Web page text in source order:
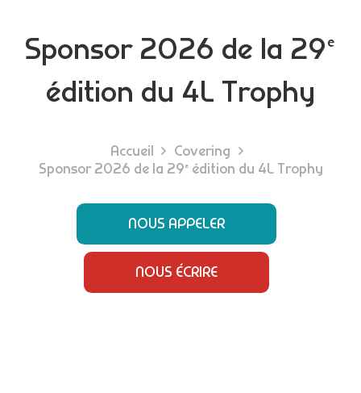
Sponsor 2026 de la 29ᵉ
édition du 4L Trophy
Accueil
Covering
Sponsor 2026 de la 29ᵉ édition du 4L Trophy
NOUS APPELER
NOUS ÉCRIRE